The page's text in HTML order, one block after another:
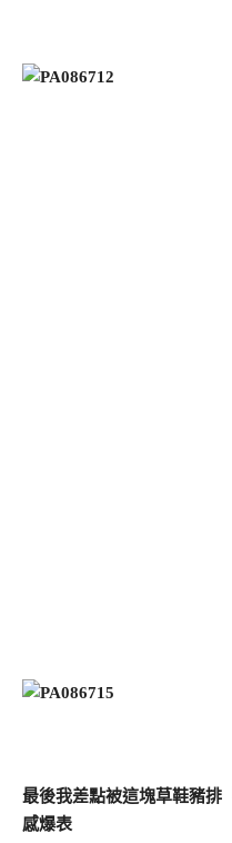
最後我差點被這塊草鞋豬排
感爆表